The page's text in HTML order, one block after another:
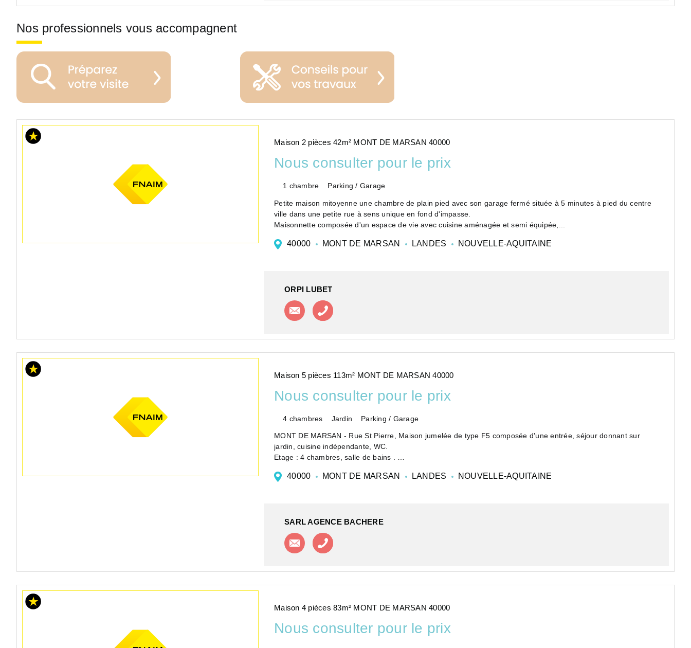
Nos professionnels vous accompagnent
Maison 2 pièces 42m² MONT DE MARSAN 40000
Nous consulter pour le prix
1 chambre Parking / Garage
Petite maison mitoyenne une chambre de plain pied avec son garage fermé située à 5 minutes à pied du centre
ville dans une petite rue à sens unique en fond d'impasse.
Maisonnette composée d'un espace de vie avec cuisine aménagée et semi équipée,...
40000 MONT DE MARSAN LANDES NOUVELLE-AQUITAINE
ORPI LUBET
Contacter l'agence
Maison 5 pièces 113m² MONT DE MARSAN 40000
Nous consulter pour le prix
4 chambres Jardin Parking / Garage
MONT DE MARSAN - Rue St Pierre, Maison jumelée de type F5 composée d'une entrée, séjour donnant sur
jardin, cuisine indépendante, WC.
Etage : 4 chambres, salle de bains .
40000 MONT DE MARSAN LANDES NOUVELLE-AQUITAINE
SARL AGENCE BACHERE
Contacter l'agence
Maison 4 pièces 83m² MONT DE MARSAN 40000
Nous consulter pour le prix